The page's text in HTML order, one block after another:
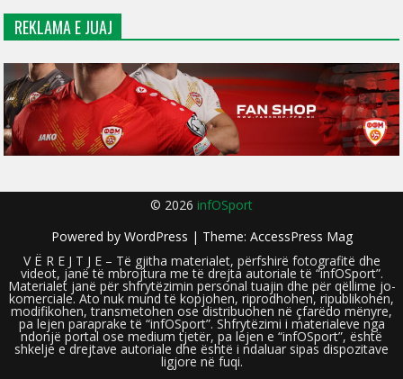
REKLAMA E JUAJ
© 2026 infOSport
Powered by WordPress | Theme: AccessPress Mag
V Ë R E J T J E – Të gjitha materialet, përfshirë fotografitë dhe
videot, janë të mbrojtura me të drejta autoriale të “infOSport”.
Materialet janë për shfrytëzimin personal tuajin dhe për qëllime jo-
komerciale. Ato nuk mund të kopjohen, riprodhohen, ripublikohen,
modifikohen, transmetohen ose distribuohen në çfarëdo mënyre,
pa lejen paraprake të “infOSport”. Shfrytëzimi i materialeve nga
ndonjë portal ose medium tjetër, pa lejen e “infOSport”, është
shkelje e drejtave autoriale dhe është i ndaluar sipas dispozitave
ligjore në fuqi.